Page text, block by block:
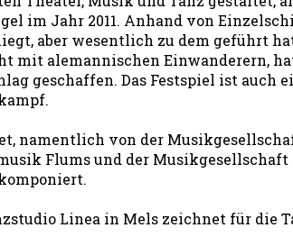
im Jahr 2011. Anhand von
aber wesentlich zu dem geführt
mit alemannischen Einwanderern,
geschaffen. Das Festspiel ist auch
namentlich von der
Flums und der Musikgesellschaft
Linea in Mels zeichnet für die